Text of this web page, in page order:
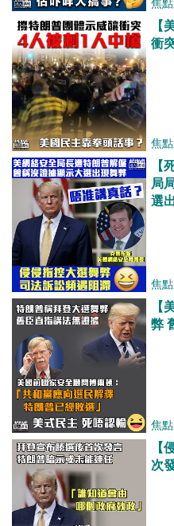
焦
【
衝
焦
【
局
選
焦
【
弊
焦
【
次